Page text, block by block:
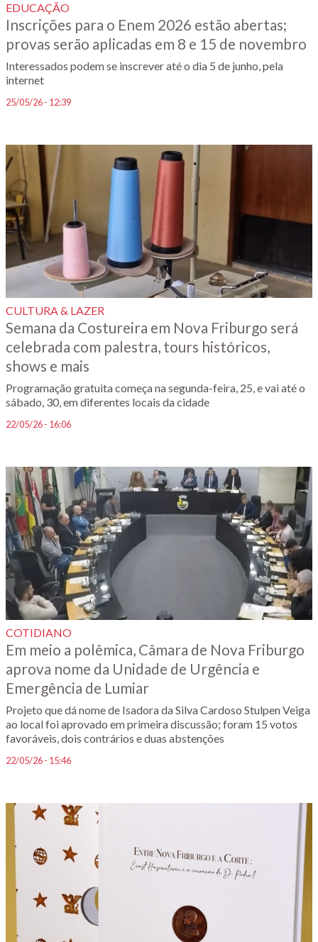
EDUCAÇÃO
Inscrições para o Enem 2026 estão abertas;
provas serão aplicadas em 8 e 15 de novembro
Interessados podem se inscrever até o dia 5 de junho, pela
internet
25/05/26 - 12:39
CULTURA & LAZER
Semana da Costureira em Nova Friburgo será
celebrada com palestra, tours históricos,
shows e mais
Programação gratuita começa na segunda-feira, 25, e vai até o
sábado, 30, em diferentes locais da cidade
22/05/26 - 16:06
COTIDIANO
Em meio a polêmica, Câmara de Nova Friburgo
aprova nome da Unidade de Urgência e
Emergência de Lumiar
Projeto que dá nome de Isadora da Silva Cardoso Stulpen Veiga
ao local foi aprovado em primeira discussão; foram 15 votos
favoráveis, dois contrários e duas abstenções
22/05/26 - 15:46